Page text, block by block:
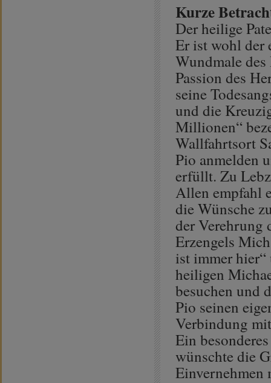
Kurze
Der heilige
Er ist wohl der
Wundmale
Passion des
seine
und die
Millionen“
Wallfahrtsort
Pio anmelden
erfüllt. Zu
Allen empfahl
die Wünsche
der Verehrung
Erzengels
ist immer hier“
heiligen
besuchen und
Pio seinen
Verbindung
Ein
wünschte die
Einvernehmen